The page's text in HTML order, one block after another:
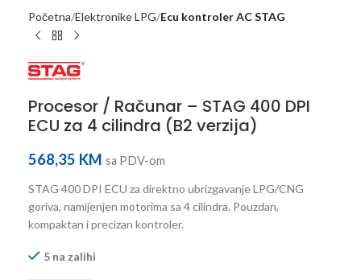
Početna Elektronike LPG Ecu kontroler AC STAG
Procesor / Računar – STAG 400 DPI
ECU za 4 cilindra (B2 verzija)
568,35 KM sa PDV-om
STAG 400 DPI ECU za direktno ubrizgavanje LPG/CNG
goriva, namijenjen motorima sa 4 cilindra. Pouzdan,
kompaktan i precizan kontroler.
5 na zalihi